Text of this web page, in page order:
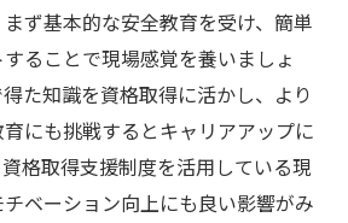
ず基本的な安全教育を受け、簡単
ることで現場感覚を養いましょ
た知識を資格取得に活かし、より
にも挑戦するとキャリアアップに
格取得支援制度を活用している現
ベーション向上にも良い影響がみ